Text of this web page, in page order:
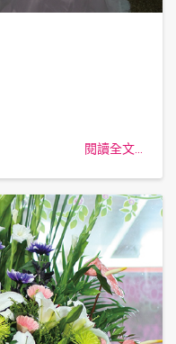
閱讀全文...